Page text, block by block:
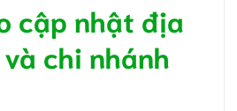
cập nhật địa
chi nhánh